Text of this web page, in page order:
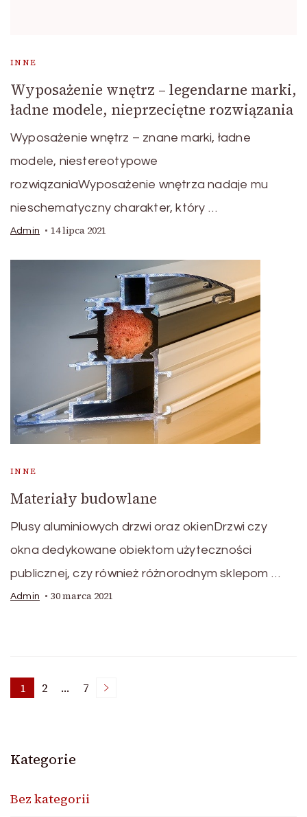
INNE
Wyposażenie wnętrz – legendarne marki,
ładne modele, nieprzeciętne rozwiązania
Wyposażenie wnętrz – znane marki, ładne
modele, niestereotypowe
rozwiązaniaWyposażenie wnętrza nadaje mu
nieschematyczny charakter, który …
Admin 14 lipca 2021
INNE
Materiały budowlane
Plusy aluminiowych drzwi oraz okienDrzwi czy
okna dedykowane obiektom użyteczności
publicznej, czy również różnorodnym sklepom …
Admin 30 marca 2021
Nawigacja
wpisach
Page
1 Page
2 … Page
7
Kategorie
Bez kategorii